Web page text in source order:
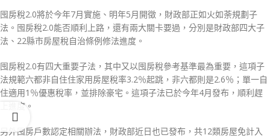
囤房稅2.0將於今年7月實施、明年5月開徵，財政部正如火如荼規劃子
法。囤房稅2.0能否順利上路，還有兩大關卡要過，分別是財政部四大子
法、22縣市房屋稅自治條例修法進度。
囤房稅2.0有四大重要子法，其中又以囤房稅參考基準最為重要，這項子
法規範六都非自住住家用房屋稅率3.2％起跳，非六都則是2.6％；單一自
住適用1％優惠稅率，並排除豪宅。這項子法已於今年4月發布，順利趕
上進度。
另外囤房戶數認定相關辦法，財政部近日也已發布，共12類房屋免計入